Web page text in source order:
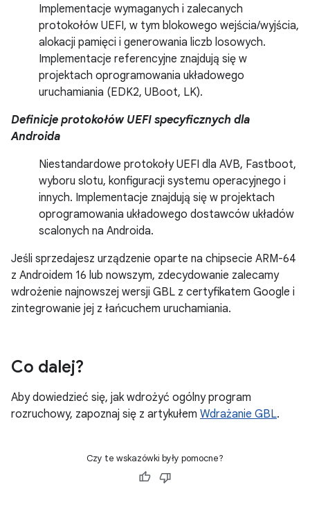
Implementacje wymaganych i zalecanych
protokołów UEFI, w tym blokowego wejścia/wyjścia,
alokacji pamięci i generowania liczb losowych.
Implementacje referencyjne znajdują się w
projektach oprogramowania układowego
uruchamiania (EDK2, UBoot, LK).
Definicje protokołów UEFI specyficznych dla
Androida
Niestandardowe protokoły UEFI dla AVB, Fastboot,
wyboru slotu, konfiguracji systemu operacyjnego i
innych. Implementacje znajdują się w projektach
oprogramowania układowego dostawców układów
scalonych na Androida.
Jeśli sprzedajesz urządzenie oparte na chipsecie ARM-64
z Androidem 16 lub nowszym, zdecydowanie zalecamy
wdrożenie najnowszej wersji GBL z certyfikatem Google i
zintegrowanie jej z łańcuchem uruchamiania.
Co dalej?
Aby dowiedzieć się, jak wdrożyć ogólny program
rozruchowy, zapoznaj się z artykułem Wdrażanie GBL.
Czy te wskazówki były pomocne?